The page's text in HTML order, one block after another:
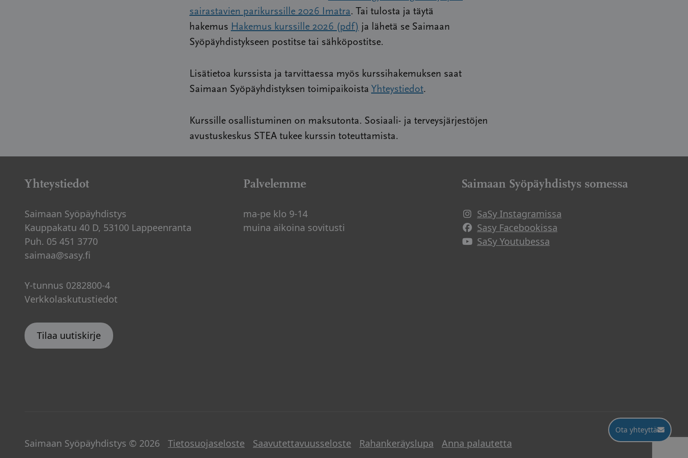
sairastavien parikurssille 2026 Imatra. Tai tulosta ja täytä
hakemus Hakemus kurssille 2026 (pdf) ja lähetä se Saimaan
Syöpäyhdistykseen postitse tai sähköpostitse.
Lisätietoa kurssista ja tarvittaessa myös kurssihakemuksen saat
Saimaan Syöpäyhdistyksen toimipaikoista Yhteystiedot.
Kurssille osallistuminen on maksutonta. Sosiaali- ja terveysjärjestöjen
avustuskeskus STEA tukee kurssin toteuttamista.
Yhteystiedot
Saimaan Syöpäyhdistys
Kauppakatu 40 D, 53100 Lappeenranta
Puh. 05 451 3770
saimaa@sasy.fi
Y-tunnus 0282800-4
Verkkolaskutustiedot
Tilaa uutiskirje
Palvelemme
ma-pe klo 9-14
muina aikoina sovitusti
Saimaan Syöpäyhdistys somessa
SaSy Instagramissa
Avautuu uuteen ikkunaan
Sasy Facebookissa
Avautuu uuteen ikkunaan
SaSy Youtubessa
Avautuu uuteen ikkunaan
Saimaan Syöpäyhdistys © 2026 Tietosuojaseloste Saavutettavuusseloste Rahankeräyslupa Anna palautetta
Ota yhteyttä
Ota yhteyttä